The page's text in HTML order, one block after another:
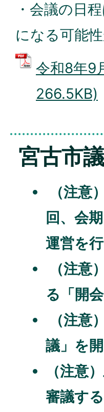
・会議の日
になる可能
令和8年9
266.5KB)
宮古市
（注意
回、会
運営を
（注意
る「開
（注意
議」を
（注意
審議す